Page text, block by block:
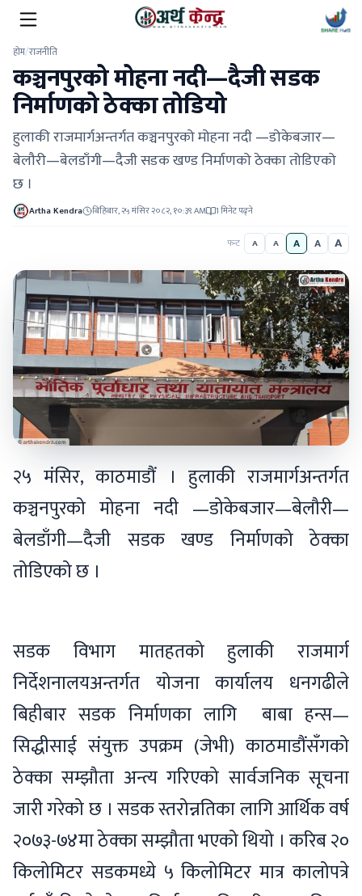
होम/राजनीति
कञ्चनपुरको मोहना नदी—दैजी सडक
निर्माणको ठेक्का तोडियो
हुलाकी राजमार्गअन्तर्गत कञ्चनपुरको मोहना नदी —डोकेबजार—
बेलौरी—बेलडाँगी—दैजी सडक खण्ड निर्माणको ठेक्का तोडिएको
छ ।
Artha Kendra बिहिबार, २५ मंसिर २०८२, १०:३९ AM 1 मिनेट पढ्ने
फन्ट A A A A A
२५ मंसिर, काठमाडौं । हुलाकी राजमार्गअन्तर्गत
कञ्चनपुरको मोहना नदी —डोकेबजार—बेलौरी—
बेलडाँगी—दैजी सडक खण्ड निर्माणको ठेक्का
तोडिएको छ ।
सडक विभाग मातहतको हुलाकी राजमार्ग
निर्देशनालयअन्तर्गत योजना कार्यालय धनगढीले
बिहीबार सडक निर्माणका लागि बाबा हन्स—
सिद्धीसाई संयुक्त उपक्रम (जेभी) काठमाडौंसँगको
ठेक्का सम्झौता अन्त्य गरिएको सार्वजनिक सूचना
जारी गरेको छ । सडक स्तरोन्नतिका लागि आर्थिक वर्ष
२०७३-७४मा ठेक्का सम्झौता भएको थियो । करिब २०
किलोमिटर सडकमध्ये ५ किलोमिटर मात्र कालोपत्रे